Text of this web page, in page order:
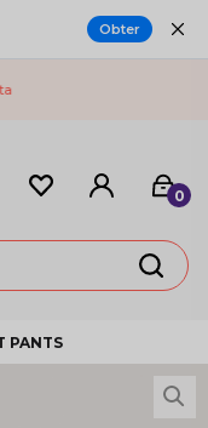
Obter
0
PANTS